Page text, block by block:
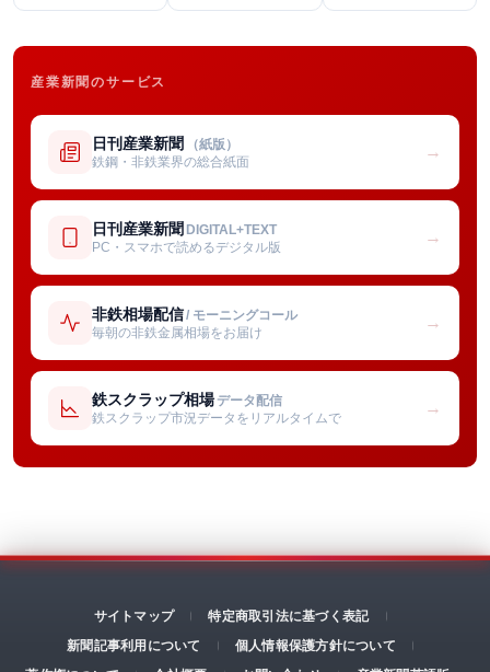
産業新聞のサービス
日刊産業新聞 （紙版）
鉄鋼・非鉄業界の総合紙面
→
日刊産業新聞 DIGITAL+TEXT
PC・スマホで読めるデジタル版
→
非鉄相場配信/ モーニングコール
毎朝の非鉄金属相場をお届け
→
鉄スクラップ相場 データ配信
鉄スクラップ市況データをリアルタイムで
→
サイトマップ
特定商取引法に基づく表記
新聞記事利用について
個人情報保護方針について